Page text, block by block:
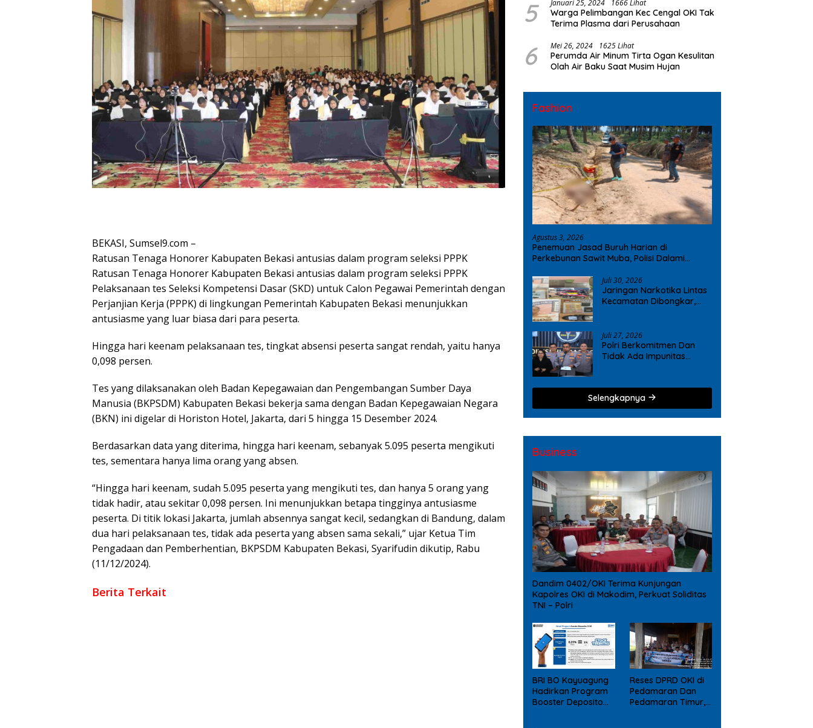
BEKASI, Sumsel9.com –
Ratusan Tenaga Honorer Kabupaten Bekasi antusias dalam program seleksi PPPK
Ratusan Tenaga Honorer Kabupaten Bekasi antusias dalam program seleksi PPPK
Pelaksanaan tes Seleksi Kompetensi Dasar (SKD) untuk Calon Pegawai Pemerintah dengan
Perjanjian Kerja (PPPK) di lingkungan Pemerintah Kabupaten Bekasi menunjukkan
antusiasme yang luar biasa dari para peserta.
Hingga hari keenam pelaksanaan tes, tingkat absensi peserta sangat rendah, yaitu hanya
0,098 persen.
Tes yang dilaksanakan oleh Badan Kepegawaian dan Pengembangan Sumber Daya
Manusia (BKPSDM) Kabupaten Bekasi bekerja sama dengan Badan Kepegawaian Negara
(BKN) ini digelar di Horiston Hotel, Jakarta, dari 5 hingga 15 Desember 2024.
Berdasarkan data yang diterima, hingga hari keenam, sebanyak 5.095 peserta mengikuti
tes, sementara hanya lima orang yang absen.
“Hingga hari keenam, sudah 5.095 peserta yang mengikuti tes, dan hanya 5 orang yang
tidak hadir, atau sekitar 0,098 persen. Ini menunjukkan betapa tingginya antusiasme
peserta. Di titik lokasi Jakarta, jumlah absennya sangat kecil, sedangkan di Bandung, dalam
dua hari pelaksanaan tes, tidak ada peserta yang absen sama sekali,” ujar Ketua Tim
Pengadaan dan Pemberhentian, BKPSDM Kabupaten Bekasi, Syarifudin dikutip, Rabu
(11/12/2024).
Berita Terkait
5 Januari 25, 2024 1666 Lihat
Warga Pelimbangan Kec Cengal OKI Tak
Terima Plasma dari Perusahaan
6 Mei 26, 2024 1625 Lihat
Perumda Air Minum Tirta Ogan Kesulitan
Olah Air Baku Saat Musim Hujan
Fashion
Agustus 3, 2026
Penemuan Jasad Buruh Harian di
Perkebunan Sawit Muba, Polisi Dalami
Juli 30, 2026
Jaringan Narkotika Lintas
Kecamatan Dibongkar,
Juli 27, 2026
Polri Berkomitmen Dan
Tidak Ada Impunitas
Selengkapnya
Business
Dandim 0402/OKI Terima Kunjungan
Kapolres OKI di Makodim, Perkuat Soliditas
TNI – Polri
BRI BO Kayuagung
Hadirkan Program
Booster Deposito
Reses DPRD OKI di
Pedamaran Dan
Pedamaran Timur,